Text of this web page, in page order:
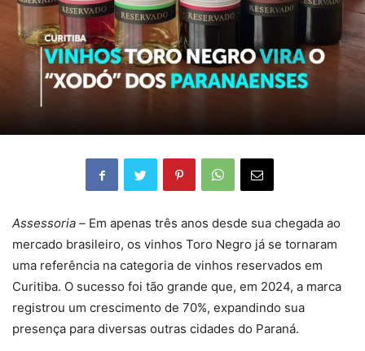
Assessoria – Em apenas três anos desde sua chegada ao
mercado brasileiro, os vinhos Toro Negro já se tornaram
uma referência na categoria de vinhos reservados em
Curitiba. O sucesso foi tão grande que, em 2024, a marca
registrou um crescimento de 70%, expandindo sua
presença para diversas outras cidades do Paraná.